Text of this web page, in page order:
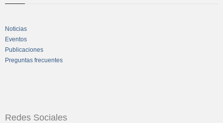
Noticias
Eventos
Publicaciones
Preguntas frecuentes
Redes Sociales